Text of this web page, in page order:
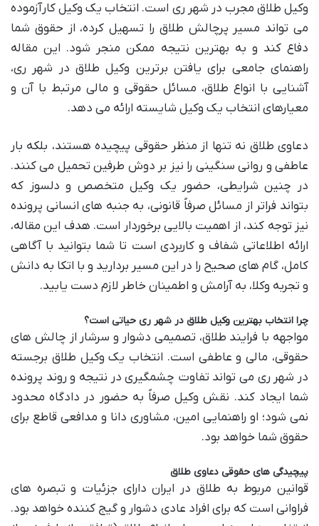
وکیل طلاق مجرب در شهر ری است. انتخاب یک وکیل کارآزموده
می تواند مسیر پرچالش طلاق را تسهیل کرده، از حقوق شما
دفاع کند و به بهترین نتیجه ممکن منجر شود. این مقاله
راهنمای جامعی برای یافتن برترین وکیل طلاق در شهر ری،
آشنایی با انواع طلاق، مسائل حقوقی و مالی مرتبط با آن و
معیارهای انتخاب یک وکیل شایسته ارائه می دهد.
دعاوی طلاق نه تنها از منظر حقوقی پیچیده هستند، بلکه بار
عاطفی و روانی سنگینی را نیز بر دوش طرفین تحمیل می کنند.
در چنین شرایطی، حضور یک وکیل متخصص و دلسوز که
بتواند فراتر از مسائل صرفاً قانونی، به جنبه های انسانی پرونده
نیز توجه کند، از اهمیت بالایی برخوردار است. هدف این مقاله،
ارائه اطلاعاتی شفاف و کاربردی است تا شما بتوانید با آگاهی
کامل، گام های صحیح را در این مسیر بردارید و با اتکا به دانش
و تجربه وکلا، به آرامش و اطمینان خاطر لازم دست یابید.
چرا انتخاب بهترین وکیل طلاق در شهر ری حیاتی است؟
مواجهه با فرایند طلاق، تصمیمی دشوار و سرشار از چالش های
حقوقی، مالی و عاطفی است. انتخاب یک وکیل طلاق برجسته
در شهر ری می تواند تفاوت چشمگیری در نتیجه و روند پرونده
شما ایجاد کند. نقش وکیل صرفاً به حضور در دادگاه محدود
نمی شود؛ او راهنمایی امین، مشاوری دانا و مدافعی قاطع برای
حقوق شما خواهد بود.
پیچیدگی های حقوقی دعاوی طلاق
قوانین مربوط به طلاق در ایران دارای جزئیات و تبصره های
فراوانی است که برای افراد عادی دشوار و گیج کننده خواهد بود.